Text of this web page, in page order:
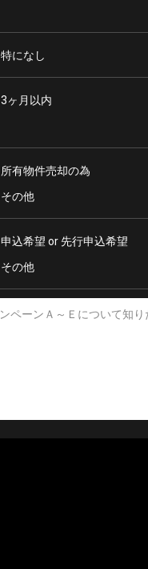
特になし
3ヶ月以内
所有物件売却の為
その他
申込希望 or 先行申込希望
その他